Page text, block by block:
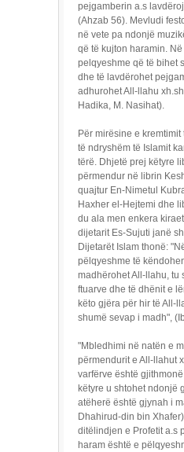
pejgamberin a.s
(Ahzab 56). Mevludi
në vete pa ndonjë
që të kujton haramin.
pelqyeshme që të bihet
dhe të lavdërohet
adhurohet All-llahu
Hadika, M. Nasihat).
Për mirësine e
të ndryshëm të Islamit
tërë. Dhjetë prej këtyre
përmendur në librin
quajtur En-Nimetul
Haxher el-Hejtemi dhe
du ala men enkera
dijetarit Es-Sujuti janë
Dijetarët Islam thonë:
pëlqyeshme të
madhërohet All-llahu, tu
ftuarve dhe të dhënit e
këto gjëra për hir të All-
shumë sevap i madh",
"Mbledhimi në natën e
përmendurit e All-llahut
varfërve është
këtyre u shtohet ndonjë
atëherë është gjynah i
Dhahirud-din bin
ditëlindjen e Profetit a.s
haram është e